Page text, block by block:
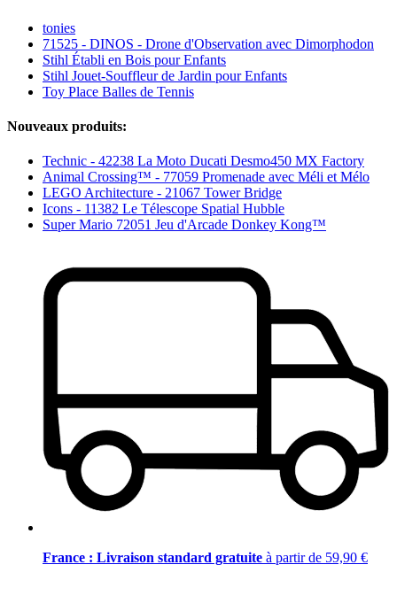
tonies
71525 - DINOS - Drone d'Observation avec Dimorphodon
Stihl Établi en Bois pour Enfants
Stihl Jouet-Souffleur de Jardin pour Enfants
Toy Place Balles de Tennis
Nouveaux produits:
Technic - 42238 La Moto Ducati Desmo450 MX Factory
Animal Crossing™ - 77059 Promenade avec Méli et Mélo
LEGO Architecture - 21067 Tower Bridge
Icons - 11382 Le Télescope Spatial Hubble
Super Mario 72051 Jeu d'Arcade Donkey Kong™
France : Livraison standard gratuite à partir de 59,90 €